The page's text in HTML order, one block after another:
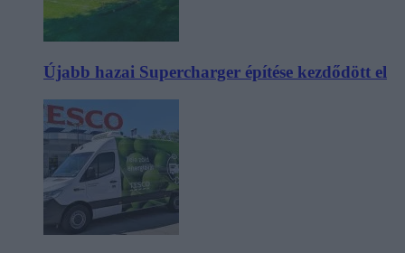
Újabb hazai Supercharger építése kezdődött el